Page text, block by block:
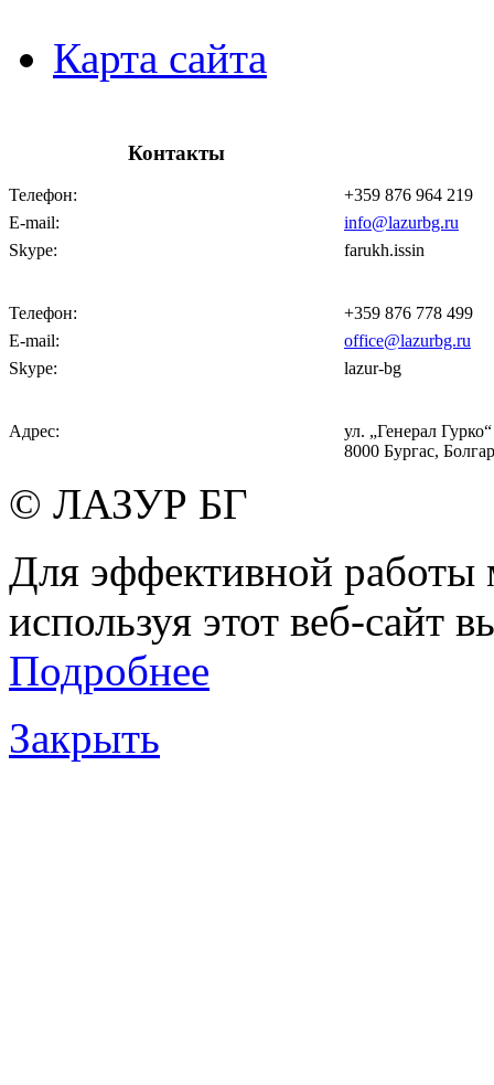
Карта сайта
Контакты
Телефон:
+359 876 964 219
E-mail:
info@lazurbg.ru
Skype:
farukh.issin
Телефон:
+359 876 778 499
E-mail:
office@lazurbg.ru
Skype:
lazur-bg
Адрес:
ул. „Генерал
8000 Бургас,
© ЛАЗУР БГ
Для эффективной работы
используя этот веб-сайт
Подробнее
Закрыть